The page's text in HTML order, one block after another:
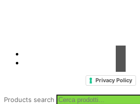
Privacy Policy
Products search